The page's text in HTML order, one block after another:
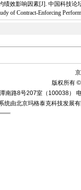
效影响因素[J]. 中国科技论
of Contract-Enforcing
版权所有
南路8号207室（100038）
统由北京玛格泰克科技发展